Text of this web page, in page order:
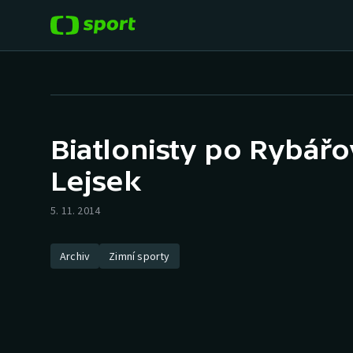
Hokej
Tenis
Cyklistika
Baseball a softbal
Biatlonisty po
Lejsek
5. 11. 2014
Archiv Zimní sporty